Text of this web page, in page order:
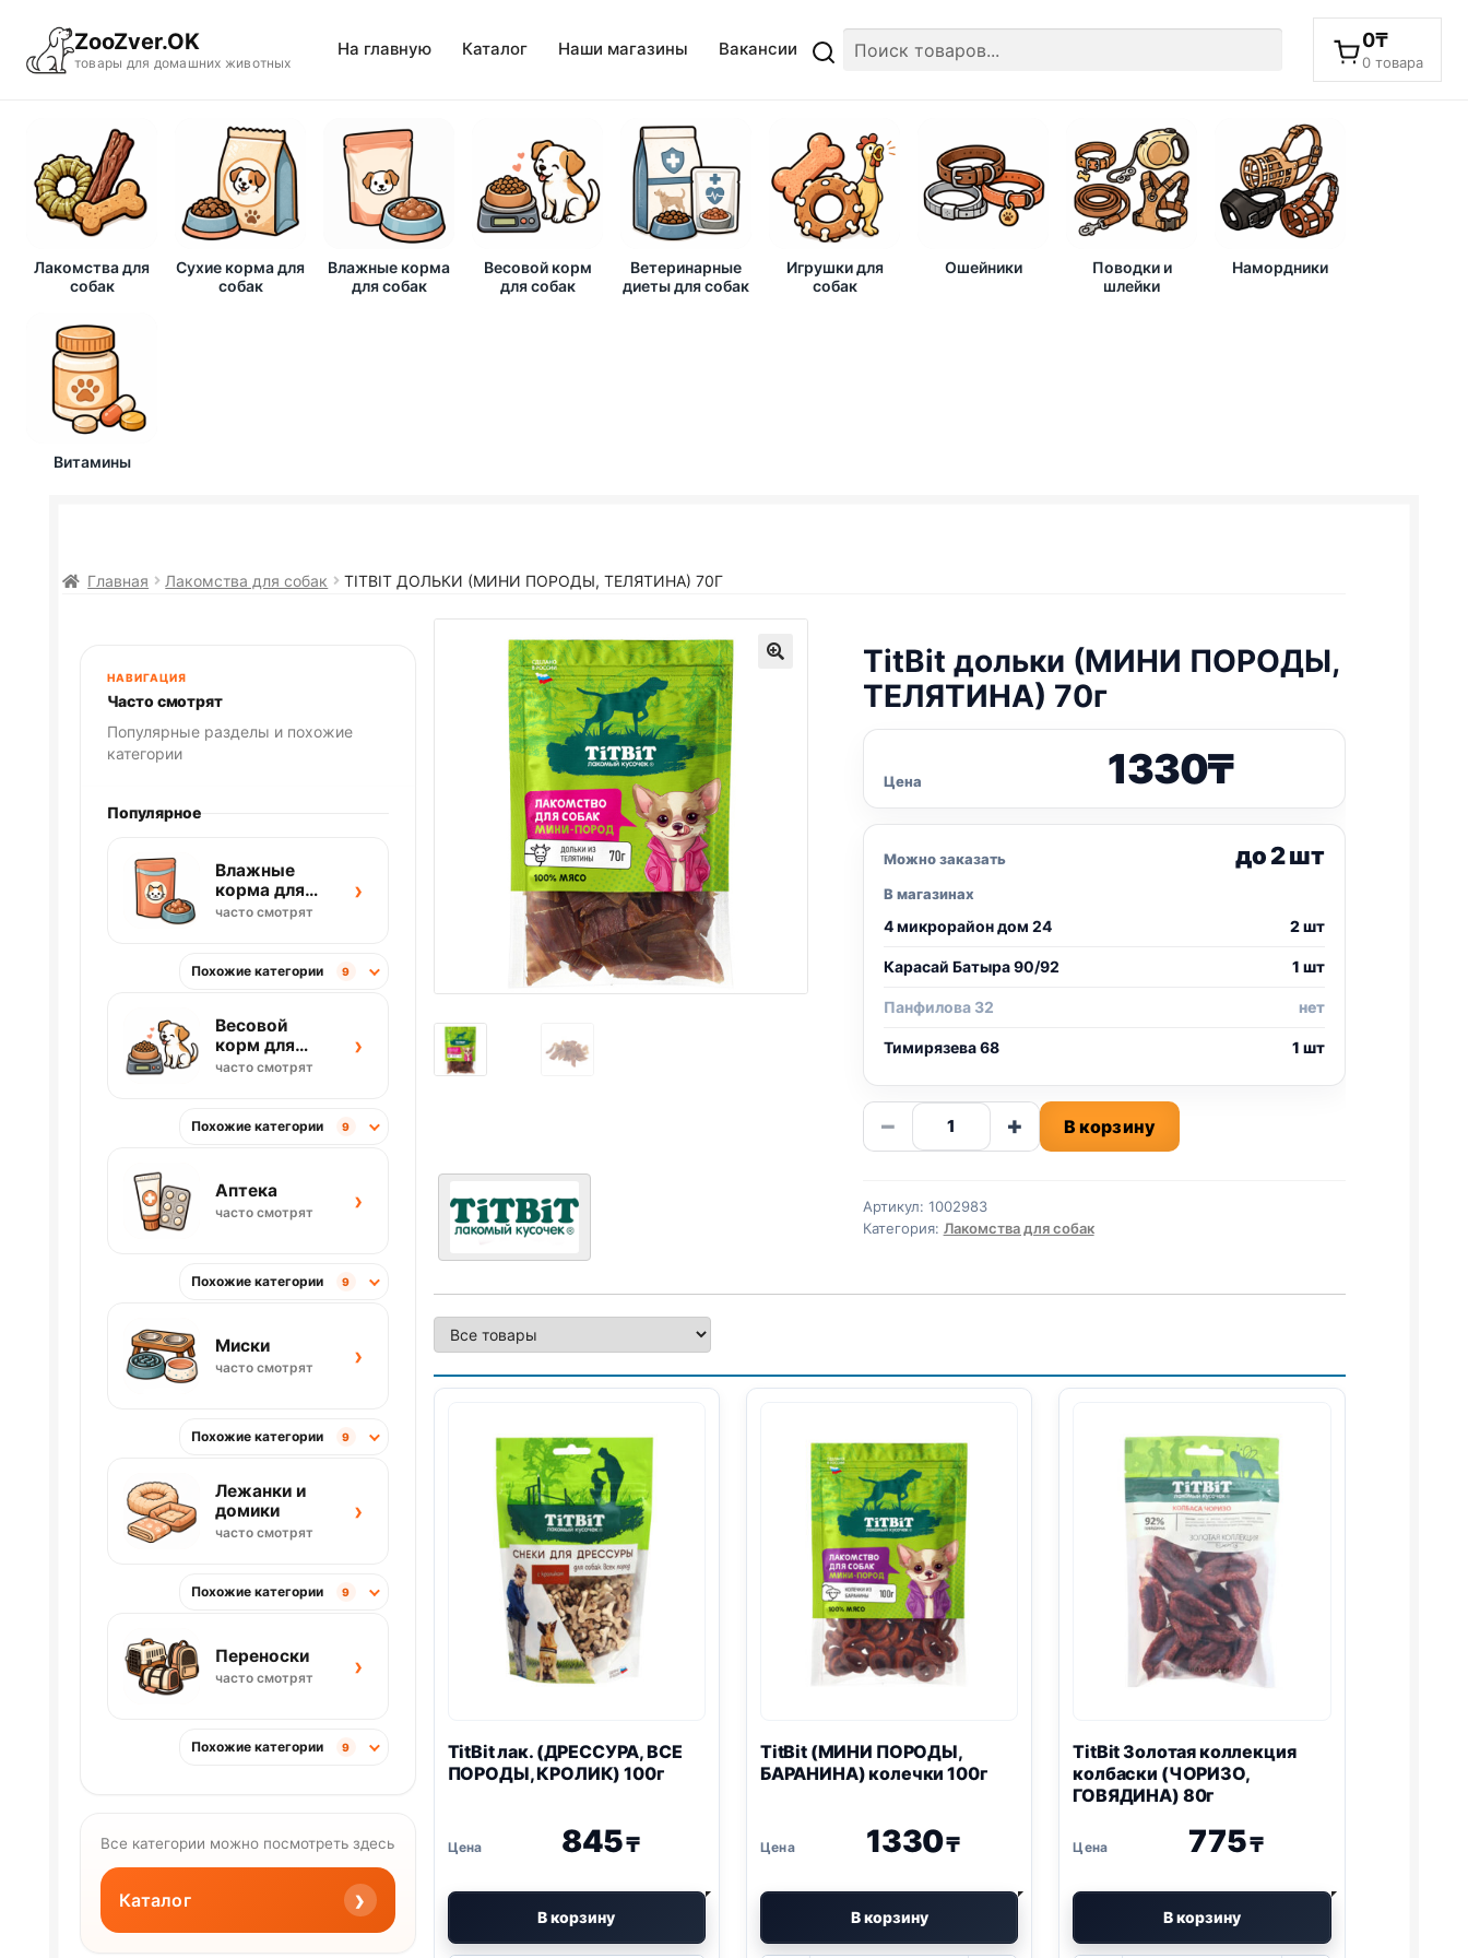
ZooZver.OK
товары для домашних животных
На главную Каталог Наши магазины Вакансии 0₸
0 товара
Лакомства для
собак
Сухие корма для
собак
Влажные корма
для собак
Весовой корм
для собак
Ветеринарные
диеты для собак
Игрушки для
собак
Ошейники
Поводки и
шлейки
Намордники
Витамины
Главная Лакомства для собак TITBIT ДОЛЬКИ (МИНИ ПОРОДЫ, ТЕЛЯТИНА) 70Г
TitBit дольки (МИНИ ПОРОДЫ,
ТЕЛЯТИНА) 70г
Цена 1330₸
Можно заказать до 2 шт
В магазинах
4 микрорайон дом 24 2 шт
Карасай Батыра 90/92 1 шт
Панфилова 32 нет
Тимирязева 68 1 шт
−
Количество
товара
(МИНИ
70г
+ В корзину
Артикул: 1002983
Категория: Лакомства для собак
TitBit лак. (ДРЕССУРА, ВСЕ
ПОРОДЫ, КРОЛИК) 100г
845₸
В корзину
TitBit (МИНИ ПОРОДЫ,
БАРАНИНА) колечки 100г
1330₸
В корзину
TitBit Золотая коллекция
колбаски (ЧОРИЗО,
ГОВЯДИНА) 80г
775₸
В корзину
НАВИГАЦИЯ
Часто смотрят
Популярные разделы и похожие
категории
Популярное
Влажные
корма для
кошек
часто смотрят
›
Похожие категории 9
Весовой
корм для
собак
часто смотрят
›
Похожие категории 9
Аптека
часто смотрят ›
Похожие категории 9
Миски
часто смотрят ›
Похожие категории 9
Лежанки и
домики
часто смотрят
›
Похожие категории 9
Переноски
часто смотрят ›
Похожие категории 9
Все категории можно посмотреть здесь
Каталог ›